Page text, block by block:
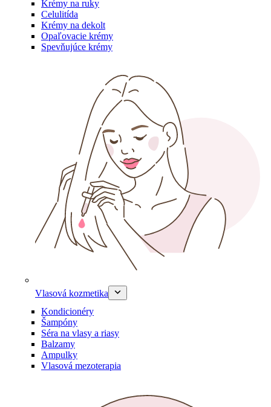
Krémy na ruky
Celulitída
Krémy na dekolt
Opaľovacie krémy
Spevňujúce krémy
Vlasová kozmetika
Kondicionéry
Šampóny
Séra na vlasy a riasy
Balzamy
Ampulky
Vlasová mezoterapia